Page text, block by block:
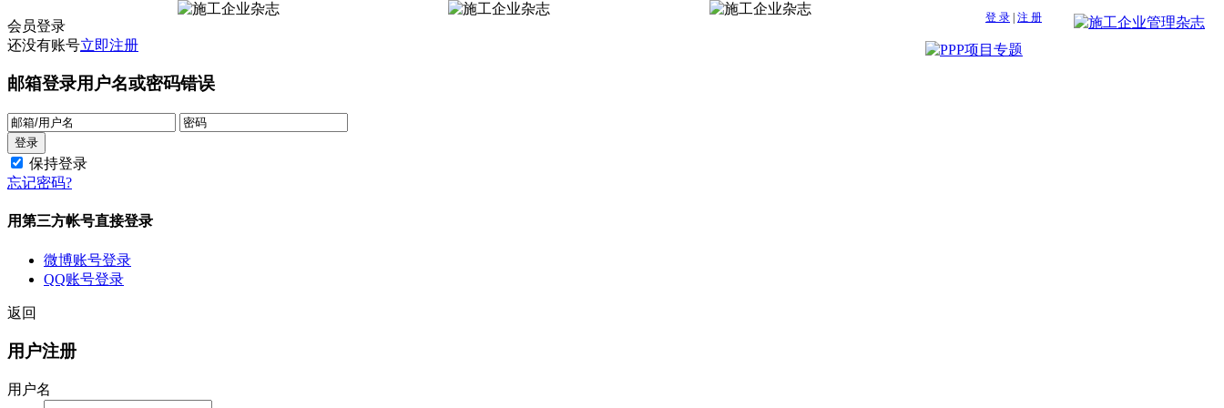
会员登录
还没有账号立即注册
邮箱登录用户名或密码错误
保持登录
忘记密码?
用第三方帐号直接登录
微博账号登录
QQ账号登录
返回
用户注册
用户名
登 录 注 册